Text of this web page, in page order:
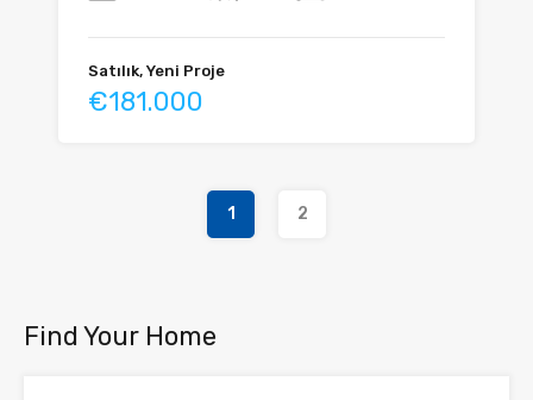
Satılık, Yeni Proje
€181.000
1 2
Find Your Home